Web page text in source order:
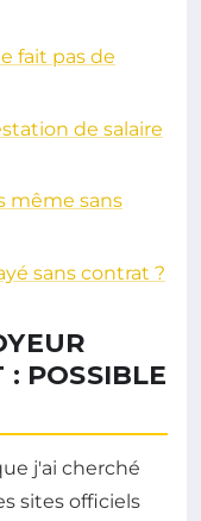
fait pas de
de salaire
même sans
sans contrat ?
: POSSIBLE
j'ai cherché
sites officiels